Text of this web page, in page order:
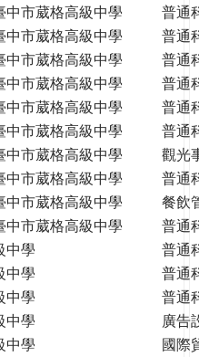
中市葳格高級中學
普通
中市葳格高級中學
普通
中市葳格高級中學
普通
中市葳格高級中學
普通
中市葳格高級中學
普通
中市葳格高級中學
普通
中市葳格高級中學
觀光
中市葳格高級中學
普通
中市葳格高級中學
餐飲
中市葳格高級中學
普通
中學
普通
中學
普通
中學
普通
中學
廣告
中學
國際